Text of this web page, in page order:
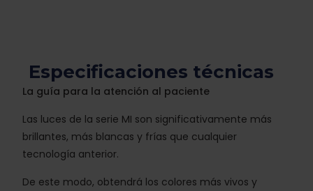
Especificaciones técnicas
La guía para la atención al paciente
Las luces de la serie MI son significativamente más
brillantes, más blancas y frías que cualquier
tecnología anterior.
De este modo, obtendrá los colores más vivos y